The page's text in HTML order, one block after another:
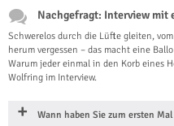
Nachgefragt: Interview mit
Schwerelos durch die Lüfte gleiten,
herum vergessen – das macht eine
Warum jeder einmal in den Korb eines
Wolfring im Interview.
Wann haben Sie zum ersten